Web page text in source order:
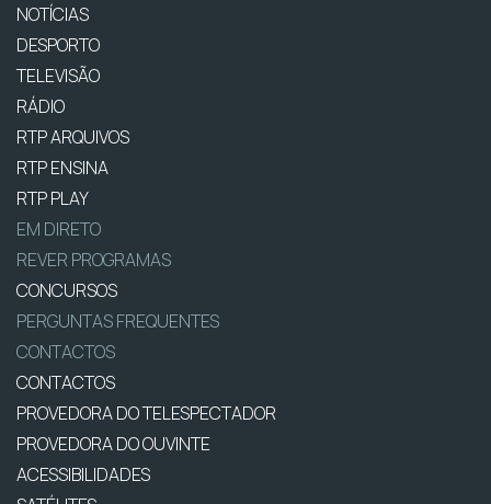
NOTÍCIAS
DESPORTO
TELEVISÃO
RÁDIO
RTP ARQUIVOS
RTP ENSINA
RTP PLAY
EM DIRETO
REVER PROGRAMAS
CONCURSOS
PERGUNTAS FREQUENTES
CONTACTOS
CONTACTOS
PROVEDORA DO TELESPECTADOR
PROVEDORA DO OUVINTE
ACESSIBILIDADES